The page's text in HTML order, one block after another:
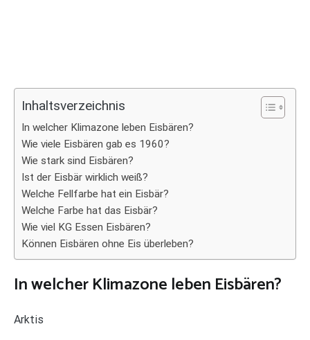
Inhaltsverzeichnis
In welcher Klimazone leben Eisbären?
Wie viele Eisbären gab es 1960?
Wie stark sind Eisbären?
Ist der Eisbär wirklich weiß?
Welche Fellfarbe hat ein Eisbär?
Welche Farbe hat das Eisbär?
Wie viel KG Essen Eisbären?
Können Eisbären ohne Eis überleben?
In welcher Klimazone leben Eisbären?
Arktis